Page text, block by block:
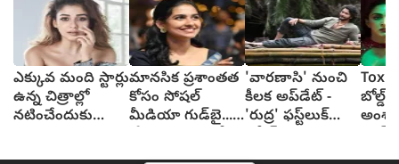
ఎక్కువ మంది స్టార్లు
ఉన్న చిత్రాల్లో
నటించేందుకు
మానసిక ప్రశాంతత
కోసం సోషల్
మీడియా గుడ్‌బై...
'వారణాసి' నుంచి
కీలక అప్‌డేట్ -
'రుద్ర' ఫస్ట్‌లుక్
బోల్డ్,